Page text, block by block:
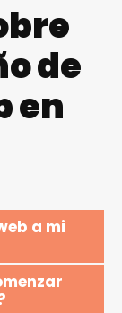
de
en
a mi